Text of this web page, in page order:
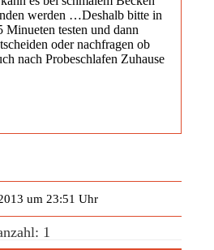
werden …Deshalb bitte in
Minueten testen und dann
oder nachfragen ob
nach Probeschlafen Zuhause
um 23:51 Uhr
1